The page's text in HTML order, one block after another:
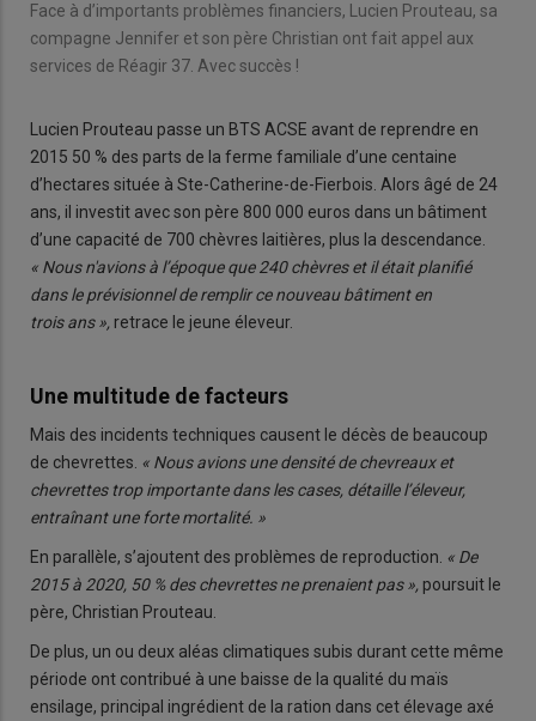
Face à d’importants problèmes financiers, Lucien Prouteau, sa
compagne Jennifer et son père Christian ont fait appel aux
services de Réagir 37. Avec succès !
Lucien Prouteau passe un BTS ACSE avant de reprendre en
2015 50 % des parts de la ferme familiale d’une centaine
d’hectares située à Ste-Catherine-de-Fierbois. Alors âgé de 24
ans, il investit avec son père 800 000 euros dans un bâtiment
d’une capacité de 700 chèvres laitières, plus la descendance.
« Nous n'avions à l’époque que 240 chèvres et il était planifié
dans le prévisionnel de remplir ce nouveau bâtiment en
trois ans », retrace le jeune éleveur.
Une multitude de facteurs
Mais des incidents techniques causent le décès de beaucoup
de chevrettes. « Nous avions une densité de chevreaux et
chevrettes trop importante dans les cases, détaille l’éleveur,
entraînant une forte mortalité. »
En parallèle, s’ajoutent des problèmes de reproduction. « De
2015 à 2020, 50 % des chevrettes ne prenaient pas », poursuit le
père, Christian Prouteau.
De plus, un ou deux aléas climatiques subis durant cette même
période ont contribué à une baisse de la qualité du maïs
ensilage, principal ingrédient de la ration dans cet élevage axé